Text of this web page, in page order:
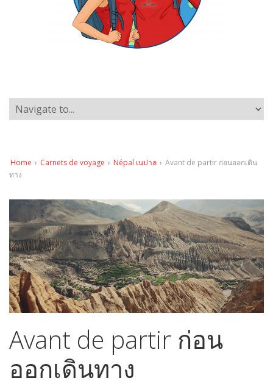
Home › Carnets de voyage › Népal เนปาล › Avant de partir ก่อนออกเดิน
ทาง
Avant de partir ก่อน
ออกเดินทาง